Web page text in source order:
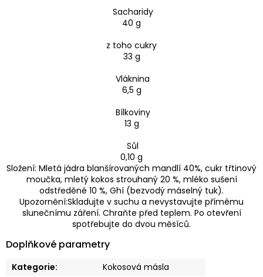
Sacharidy
40 g
z toho cukry
33 g
Vláknina
6,5 g
Bílkoviny
13 g
Sůl
0,10 g
Složení: Mletá jádra blanšírovaných mandlí 40%, cukr třtinový
moučka, mletý kokos strouhaný 20 %, mléko sušení
odstředěné 10 %, Ghí (bezvodý máselný tuk).
Upozornění:Skladujte v suchu a nevystavujte přímému
slunečnímu záření. Chraňte před teplem. Po otevření
spotřebujte do dvou měsíců.
Doplňkové parametry
Kategorie:
Kokosová másla